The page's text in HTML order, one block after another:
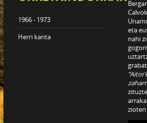
1966 - 1973
Herri kanta
eta
nahi
hartu